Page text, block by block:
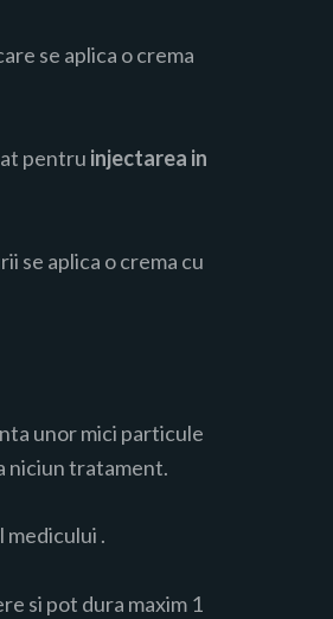
se aplica o crema
pentru injectarea in
se aplica o crema cu
unor mici particule
niciun tratament.
medicului .
si pot dura maxim 1